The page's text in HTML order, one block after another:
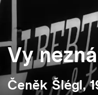
Vy
Čeněk Šlégl,